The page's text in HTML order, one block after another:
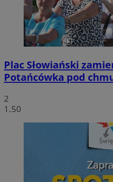
Plac Słowiański
Potańcówka pod
2
1.50